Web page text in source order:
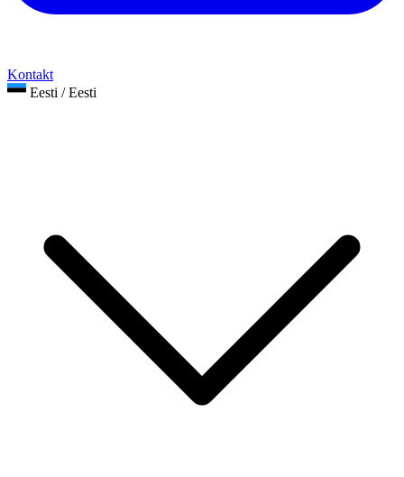
Kontakt
Eesti / Eesti